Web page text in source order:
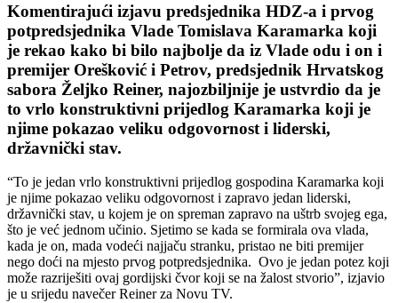
Komentirajući izjavu predsjednika HDZ-a i prvog
potpredsjednika Vlade Tomislava Karamarka koji
je rekao kako bi bilo najbolje da iz Vlade odu i on i
premijer Orešković i Petrov, predsjednik Hrvatskog
sabora Željko Reiner, najozbiljnije je ustvrdio da je
to vrlo konstruktivni prijedlog Karamarka koji je
njime pokazao veliku odgovornost i liderski,
državnički stav.
“To je jedan vrlo konstruktivni prijedlog gospodina Karamarka koji
je njime pokazao veliku odgovornost i zapravo jedan liderski,
državnički stav, u kojem je on spreman zapravo na uštrb svojeg ega,
što je već jednom učinio. Sjetimo se kada se formirala ova vlada,
kada je on, mada vodeći najjaču stranku, pristao ne biti premijer
nego doći na mjesto prvog potpredsjednika. Ovo je jedan potez koji
može razriješiti ovaj gordijski čvor koji se na žalost stvorio”, izjavio
je u srijedu navečer Reiner za Novu TV.